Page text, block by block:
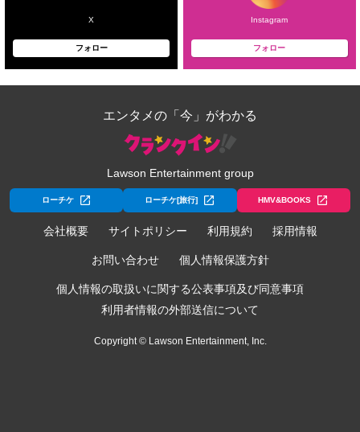
X
フォロー
Instagram
フォロー
エンタメの「今」がわかる
Lawson Entertainment group
ローチケ ローチケ[旅行] HMV&BOOKS
会社概要 サイトポリシー 利用規約 採用情報
お問い合わせ 個人情報保護方針
個人情報の取扱いに関する公表事項及び同意事項
利用者情報の外部送信について
Copyright © Lawson Entertainment, Inc.